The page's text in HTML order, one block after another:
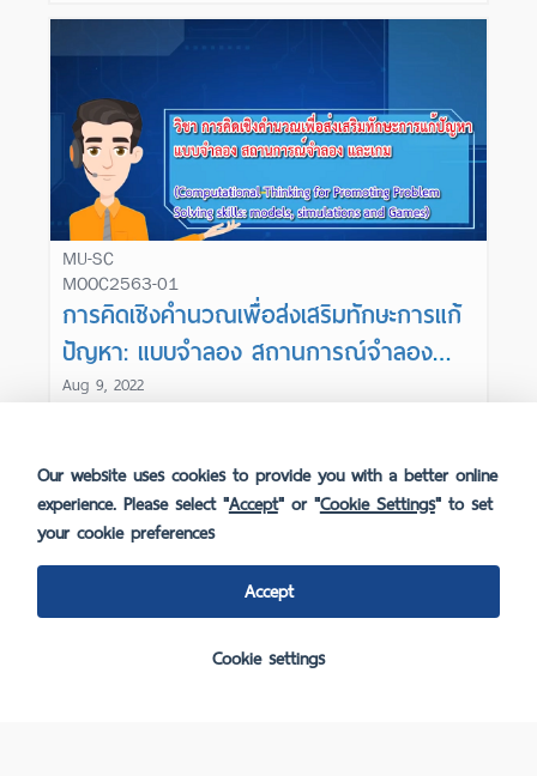
MU-SC
MOOC2563-01
การคิดเชิงคำนวณเพื่อส่งเสริมทักษะการแก้
ปัญหา: แบบจำลอง สถานการณ์จำลอง
และเกม
Aug 9, 2022
FAQ
Open: Monday - Friday, 8:30 AM - 4:30 PM.
Our website uses cookies to provide you with a better online
experience. Please select "Accept" or "Cookie Settings" to set
your cookie preferences
Accept
Cookie settings